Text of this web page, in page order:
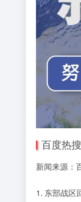
百度热
新闻来源：
1. 东部战区